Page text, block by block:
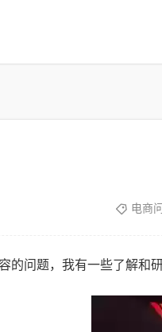
电商
的问题，我有一些了解和